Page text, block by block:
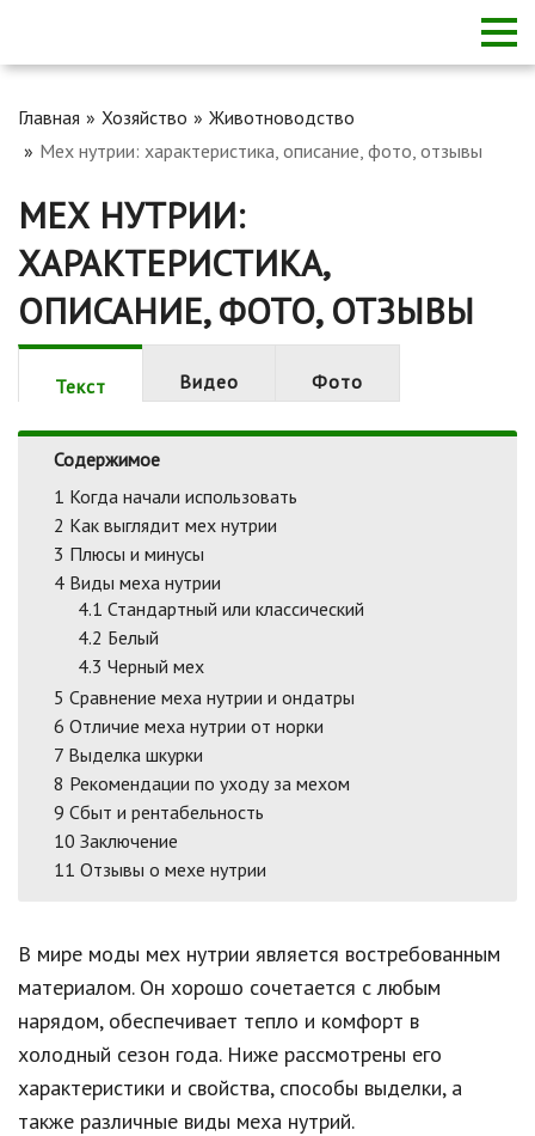
Главная Хозяйство
Животноводство
Мех нутрии: характеристика, описание, фото, отзывы
МЕХ НУТРИИ:
ХАРАКТЕРИСТИКА,
ОПИСАНИЕ, ФОТО, ОТЗЫВЫ
Текст Видео Фото
Содержимое
1 Когда начали использовать
2 Как выглядит мех нутрии
3 Плюсы и минусы
4 Виды меха нутрии
4.1 Стандартный или классический
4.2 Белый
4.3 Черный мех
5 Сравнение меха нутрии и ондатры
6 Отличие меха нутрии от норки
7 Выделка шкурки
8 Рекомендации по уходу за мехом
9 Сбыт и рентабельность
10 Заключение
11 Отзывы о мехе нутрии
В мире моды мех нутрии является востребованным
материалом. Он хорошо сочетается с любым
нарядом, обеспечивает тепло и комфорт в
холодный сезон года. Ниже рассмотрены его
характеристики и свойства, способы выделки, а
также различные виды меха нутрий.